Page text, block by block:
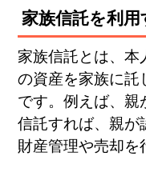
家族信託を利用
家族信託とは、本
の資産を家族に託
です。例えば、親
信託すれば、親が
財産管理や売却を